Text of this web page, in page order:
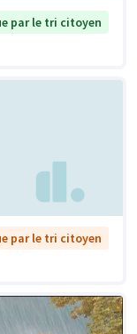
par le tri citoyen
par le tri citoyen